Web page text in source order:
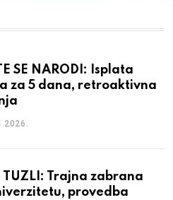
SE NARODI: Isplata
za 5 dana, retroaktivna
2026.
TUZLI: Trajna zabrana
provedba